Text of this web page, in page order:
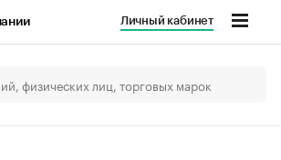
Личный кабинет